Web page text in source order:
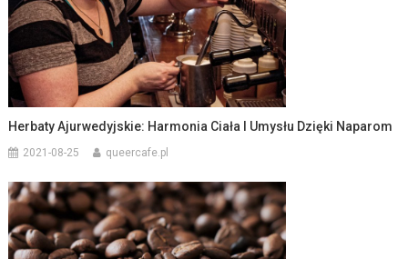
Herbaty Ajurwedyjskie: Harmonia Ciała I Umysłu Dzięki Naparom
2021-08-25 queercafe.pl